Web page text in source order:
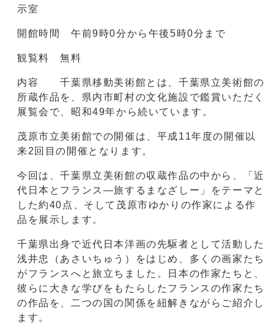
示室
開館時間 午前9時0分から午後5時0分まで
観覧料 無料
内容 千葉県移動美術館とは、千葉県立美術館の
所蔵作品を、県内市町村の文化施設で鑑賞いただく
展覧会で、昭和49年から続いています。
茂原市立美術館での開催は、平成11年度の開催以
来2回目の開催となります。
今回は、千葉県立美術館の収蔵作品の中から、「近
代日本とフランス―旅するまなざしー」をテーマと
した約40点、そして茂原市ゆかりの作家による作
品を展示します。
千葉県出身で近代日本洋画の先駆者として活動した
浅井忠（あさいちゅう）をはじめ、多くの画家たち
がフランスへと旅立ちました。日本の作家たちと、
彼らに大きな学びをもたらしたフランスの作家たち
の作品を、二つの国の関係を紐解きながらご紹介し
ます。